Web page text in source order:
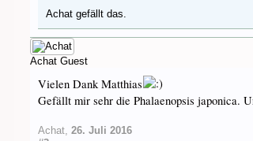
Achat gefällt das.
Achat Guest
Vielen Dank Matthias
Gefällt mir sehr die Phalaenopsis japonica.
Achat, 26. Juli 2016